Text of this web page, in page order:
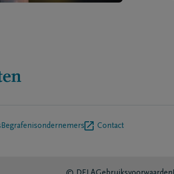
Begrafenisondernemers Contact